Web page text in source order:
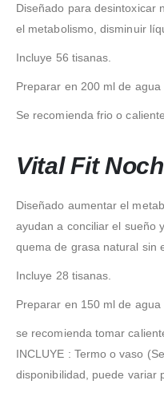
Diseñado para desintoxicar
el metabolismo, disminuir
Incluye 56 tisanas.
Preparar en 200 ml de
Se recomienda frio o
Vital Fit
Diseñado aumentar el
ayudan a conciliar el sueño
quema de grasa natural sin
Incluye 28 tisanas.
Preparar en 150 ml de
se recomienda tomar
INCLUYE : Termo o vaso
disponibilidad, puede variar